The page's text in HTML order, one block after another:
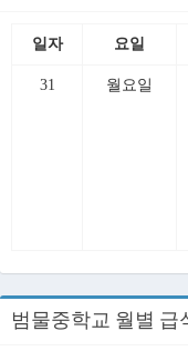
일자 요일
31 월요일
범물중학교 월별 급